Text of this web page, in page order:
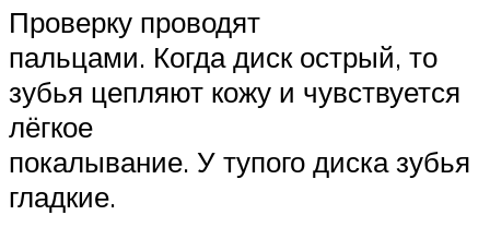
Проверку проводят
пальцами. Когда диск острый, то
зубья цепляют кожу и чувствуется
лёгкое
покалывание. У тупого диска зубья
гладкие.